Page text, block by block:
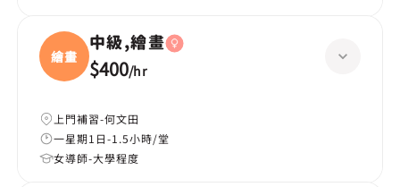
繪畫
中級,繪畫
$400/hr
上門補習-何文田
一星期1日-1.5小時/堂
女導師-大學程度